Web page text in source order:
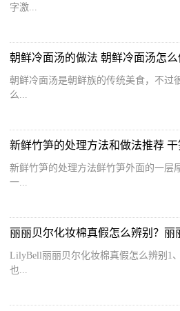
字激...
朝鲜冷面汤的做法 朝鲜冷面汤怎么
朝鲜冷面汤是朝鲜族的传统美食，不过
么...
新鲜竹笋的处理方法和做法推荐 干
新鲜竹笋的处理方法鲜竹笋外面的一层
一...
丽丽贝尔化妆棉真假怎么辨别？丽
LilyBell丽丽贝尔化妆棉真假怎么辨别1
也...